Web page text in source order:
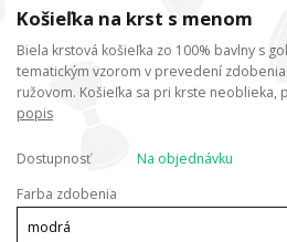
Košieľka na krst s menom
Biela krstová košieľka zo 100% bavlny s
tematickým vzorom v prevedení
ružovom. Košieľka sa pri krste neoblieka,
popis
Dostupnosť
Na objednávku
Farba zdobenia